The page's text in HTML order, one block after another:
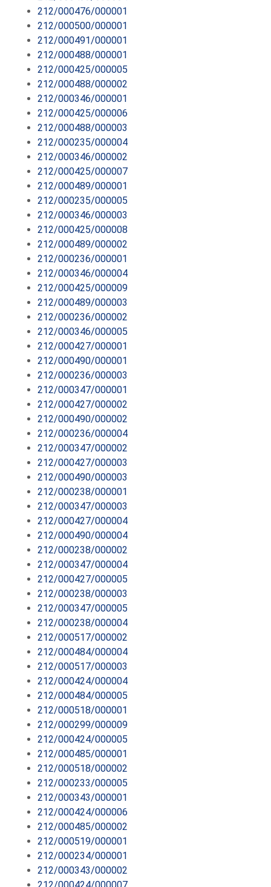
212/000476/000001
212/000500/000001
212/000491/000001
212/000488/000001
212/000425/000005
212/000488/000002
212/000346/000001
212/000425/000006
212/000488/000003
212/000235/000004
212/000346/000002
212/000425/000007
212/000489/000001
212/000235/000005
212/000346/000003
212/000425/000008
212/000489/000002
212/000236/000001
212/000346/000004
212/000425/000009
212/000489/000003
212/000236/000002
212/000346/000005
212/000427/000001
212/000490/000001
212/000236/000003
212/000347/000001
212/000427/000002
212/000490/000002
212/000236/000004
212/000347/000002
212/000427/000003
212/000490/000003
212/000238/000001
212/000347/000003
212/000427/000004
212/000490/000004
212/000238/000002
212/000347/000004
212/000427/000005
212/000238/000003
212/000347/000005
212/000238/000004
212/000517/000002
212/000484/000004
212/000517/000003
212/000424/000004
212/000484/000005
212/000518/000001
212/000299/000009
212/000424/000005
212/000485/000001
212/000518/000002
212/000233/000005
212/000343/000001
212/000424/000006
212/000485/000002
212/000519/000001
212/000234/000001
212/000343/000002
212/000424/000007